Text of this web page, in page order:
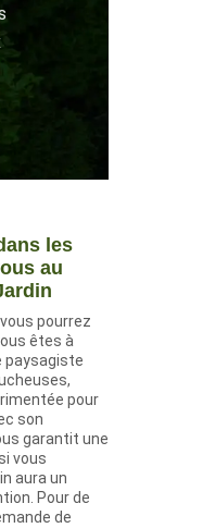
les
au
pourrez
êtes à
paysagiste
pour
son
garantit une
vous
aura un
Pour de
de